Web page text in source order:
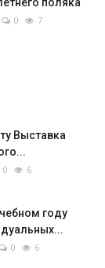
поляка
0 7
Выставка
0 6
году
0 6